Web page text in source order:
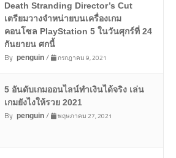
Death Stranding Director’s Cut
เตรียมวางจำหน่ายบนเครื่องเกม
คอนโซล PlayStation 5 ในวันศุกร์ที่ 24
กันยายน ศกนี้
By penguin/ กรกฎาคม 9, 2021
5 อันดับเกมออนไลน์ทำเงินได้จริง เล่น
เกมยังไงให้รวย 2021
By penguin/ พฤษภาคม 27, 2021